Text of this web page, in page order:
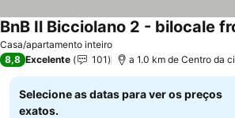
Casa/apartamento inteiro
BnB Il Bicciolano 2 - bilocale
8,8 Excelente 101 a 1.0 km de Centro da
Selecione as datas para ver os preços
exatos.